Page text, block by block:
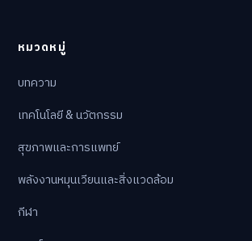
หมวดหมู่
บทความ
เทคโนโลยี & นวัตกรรม
สุขภาพและการแพทย์
พลังงานหมุนเวียนและสิ่งแวดล้อม
กีฬา